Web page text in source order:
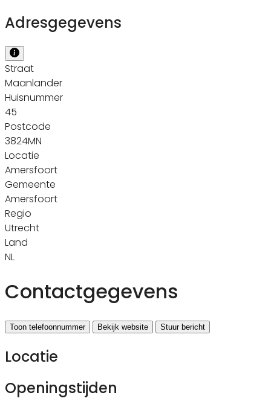
Adresgegevens
Straat
Maanlander
Huisnummer
45
Postcode
3824MN
Locatie
Amersfoort
Gemeente
Amersfoort
Regio
Utrecht
Land
NL
Contactgegevens
Toon telefoonnummer Bekijk website Stuur bericht
Locatie
Openingstijden